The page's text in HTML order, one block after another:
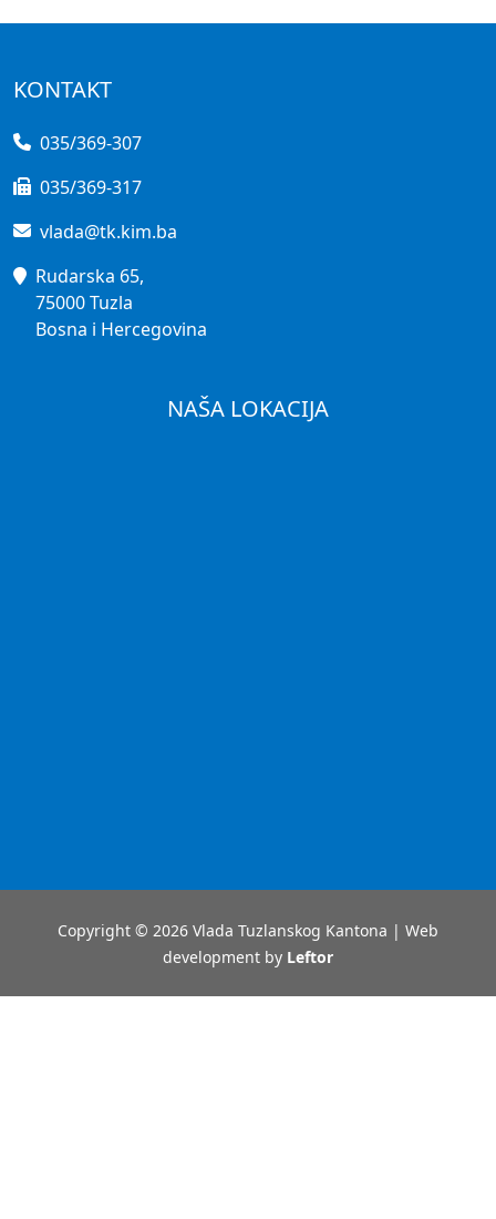
KONTAKT
035/369-307
035/369-317
vlada@tk.kim.ba
Rudarska 65,
75000 Tuzla
Bosna i Hercegovina
NAŠA LOKACIJA
Copyright © 2026 Vlada Tuzlanskog Kantona | Web
development by Leftor